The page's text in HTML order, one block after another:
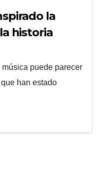
la
historia
puede parecer
han estado